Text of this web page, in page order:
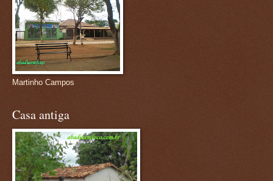
Martinho Campos
Casa antiga